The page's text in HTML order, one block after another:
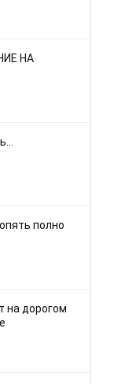
НА
полно
на дорогом